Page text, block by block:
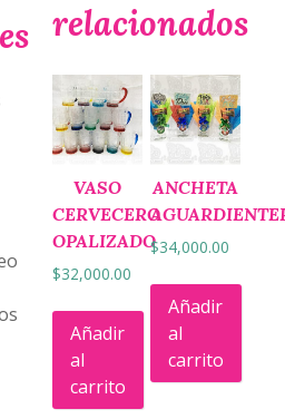
relacionados
VASO
CERVECERO
OPALIZADO
$32,000.00
Añadir
al
carrito
ANCHETA
$34,000.00
Añadir
al
carrito